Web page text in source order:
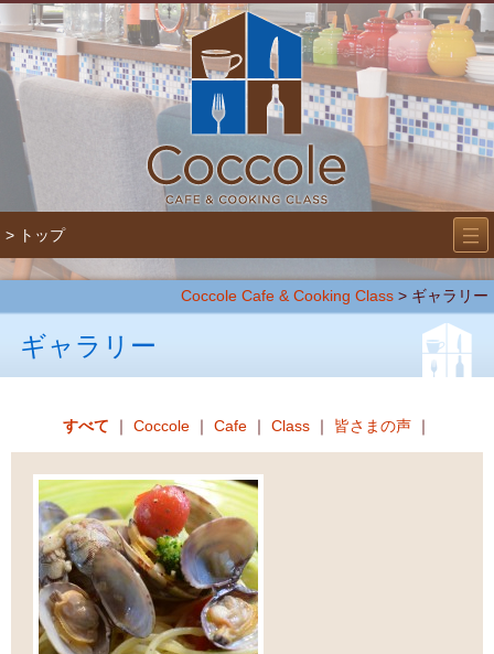
> トップ ―
―
―
Coccole Cafe & Cooking Class > ギャラリー
ギャラリー
すべて ｜ Coccole ｜ Cafe ｜ Class ｜ 皆さまの声 ｜